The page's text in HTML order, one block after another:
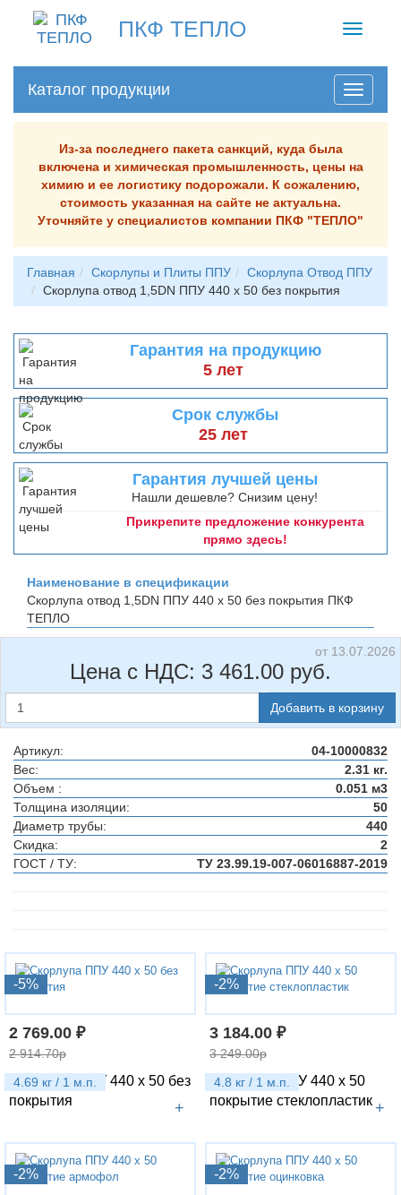
ПКФ ТЕПЛО
Toggle
Каталог продукции
Из-за последнего пакета санкций, куда была
включена и химическая промышленность, цены на
химию и ее логистику подорожали. К сожалению,
стоимость указанная на сайте не актуальна.
Уточняйте у специалистов компании ПКФ "ТЕПЛО"
Главная Скорлупы и Плиты ППУ
Скорлупа Отвод ППУ
Скорлупа отвод 1,5DN ППУ 440 х 50 без покрытия
Гарантия на продукцию
5 лет
Срок службы
25 лет
Гарантия лучшей цены
Нашли дешевле? Снизим цену!
Прикрепите предложение конкурента
прямо здесь!
Наименование в спецификации
Скорлупа отвод 1,5DN ППУ 440 х 50 без покрытия ПКФ
ТЕПЛО
от 13.07.2026
Цена с НДС: 3 461.00 руб.
Добавить в корзину
Артикул:
04-10000832
Вес:
2.31 кг.
Объем :
0.051 м3
Толщина изоляции:
50
Диаметр трубы:
440
Скидка:
2
ГОСТ / ТУ:
ТУ 23.99.19-007-06016887-2019
-5%
4.69 кг / 1 м.п.
2 769.00 ₽
+
2 914.70р
Скорлупа ППУ 440 х 50 без
покрытия
-2%
4.8 кг / 1 м.п.
3 184.00 ₽
+
3 249.00р
Скорлупа ППУ 440 х 50
покрытие стеклопластик
-2% -2%